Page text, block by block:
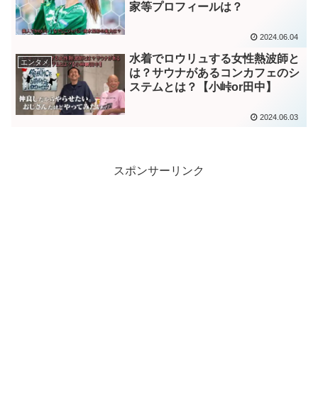
家等プロフィールは？
2024.06.04
エンタメ
水着でロウリュする女性熱波師と
は？サウナがあるコンカフェのシ
ステムとは？【小峠or田中】
2024.06.03
スポンサーリンク